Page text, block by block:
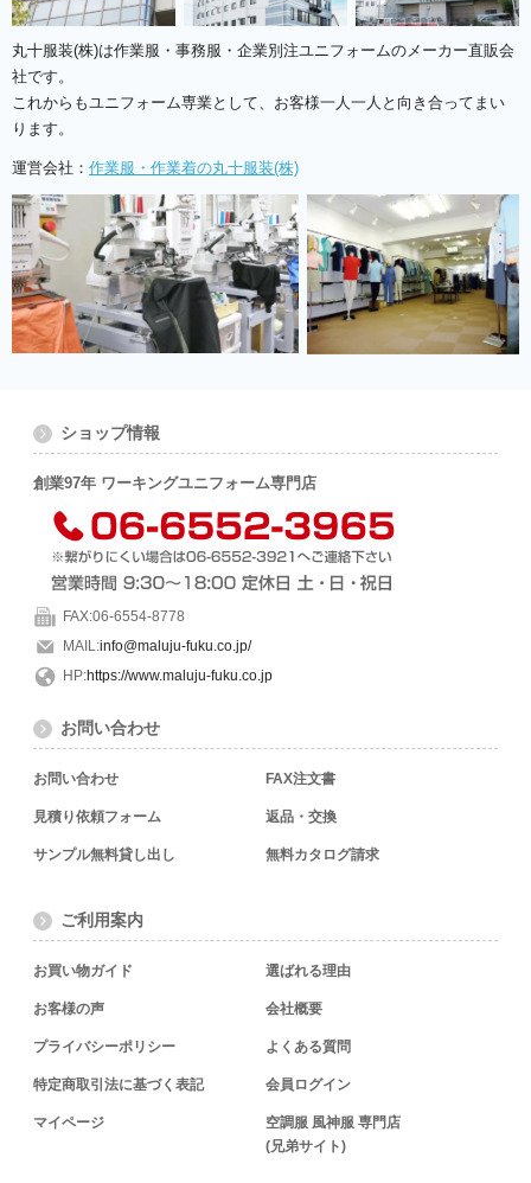
丸十服装(株)は作業服・事務服・企業別注ユニフォームのメーカー直販会
社です。
これからもユニフォーム専業として、お客様一人一人と向き合ってまい
ります。
運営会社： 作業服・作業着の丸十服装(株)
ショップ情報
創業97年 ワーキングユニフォーム専門店
FAX:06-6554-8778
MAIL:info@maluju-fuku.co.jp/
HP:https://www.maluju-fuku.co.jp
お問い合わせ
お問い合わせ FAX注文書
見積り依頼フォーム 返品・交換
サンプル無料貸し出し 無料カタログ請求
ご利用案内
お買い物ガイド 選ばれる理由
お客様の声 会社概要
プライバシーポリシー よくある質問
特定商取引法に基づく表記 会員ログイン
マイページ
空調服 風神服 専門店
(兄弟サイト)